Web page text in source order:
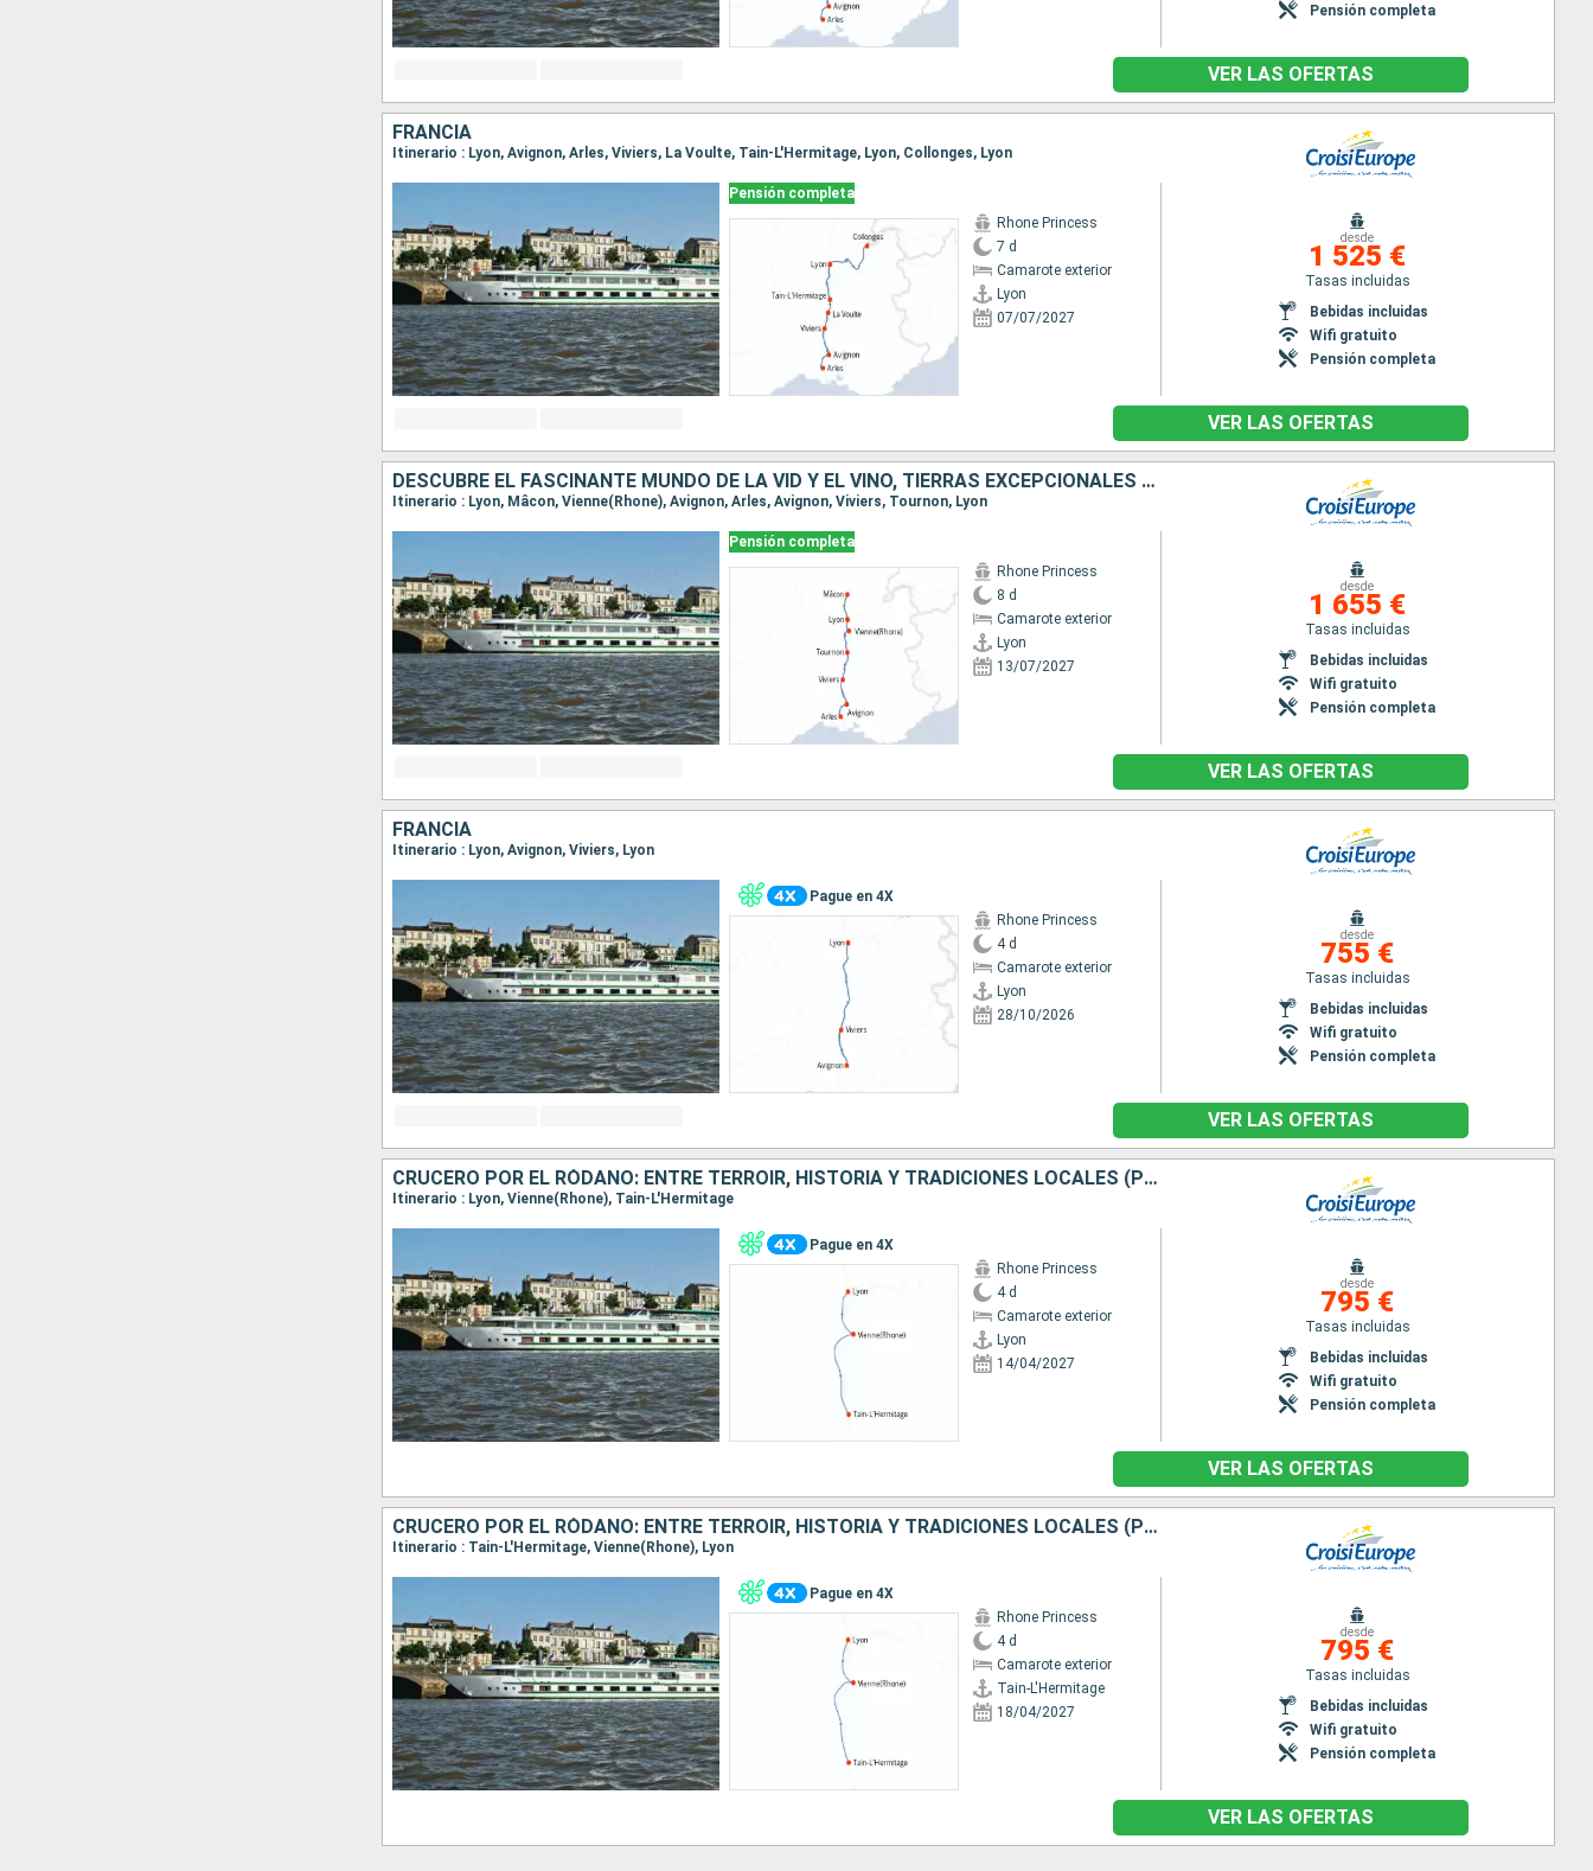
Pensión completa
VER LAS OFERTAS
FRANCIA
Itinerario : Lyon, Avignon, Arles, Viviers, La Voulte, Tain-L'Hermitage, Lyon, Collonges, Lyon
Pensión completa
Rhone Princess
7 d
Camarote exterior
Lyon
07/07/2027
desde
1 525 €
Tasas incluidas
Bebidas incluidas
Wifi gratuito
Pensión completa
VER LAS OFERTAS
DESCUBRE EL FASCINANTE MUNDO DE LA VID Y EL VINO, TIERRAS EXCEPCIONALES DEL RÓDANO Y LA SAONA (FORMULA PUERTO/PUERTO)
Itinerario : Lyon, Mâcon, Vienne(Rhone), Avignon, Arles, Avignon, Viviers, Tournon, Lyon
Pensión completa
Rhone Princess
8 d
Camarote exterior
Lyon
13/07/2027
desde
1 655 €
Tasas incluidas
Bebidas incluidas
Wifi gratuito
Pensión completa
VER LAS OFERTAS
FRANCIA
Itinerario : Lyon, Avignon, Viviers, Lyon
Pague en 4X
Rhone Princess
4 d
Camarote exterior
Lyon
28/10/2026
desde
755 €
Tasas incluidas
Bebidas incluidas
Wifi gratuito
Pensión completa
VER LAS OFERTAS
CRUCERO POR EL RÓDANO: ENTRE TERROIR, HISTORIA Y TRADICIONES LOCALES (PUERTO-PUERTO)
Itinerario : Lyon, Vienne(Rhone), Tain-L'Hermitage
Pague en 4X
Rhone Princess
4 d
Camarote exterior
Lyon
14/04/2027
desde
795 €
Tasas incluidas
Bebidas incluidas
Wifi gratuito
Pensión completa
VER LAS OFERTAS
CRUCERO POR EL RÓDANO: ENTRE TERROIR, HISTORIA Y TRADICIONES LOCALES (PUERTO-PUERTO)
Itinerario : Tain-L'Hermitage, Vienne(Rhone), Lyon
Pague en 4X
Rhone Princess
4 d
Camarote exterior
Tain-L'Hermitage
18/04/2027
desde
795 €
Tasas incluidas
Bebidas incluidas
Wifi gratuito
Pensión completa
VER LAS OFERTAS